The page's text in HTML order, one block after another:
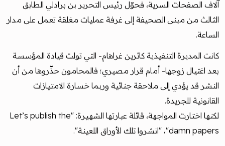
آلاف الصفحات السرية، فحوّل رئيس التحرير بن برادلي الطابق
الثالث من مبنى الصحيفة إلى غرفة عمليات مغلقة تعمل على مدار
الساعة.
كانت المديرة التنفيذية كاثرين غراهام- التي تولت قيادة المؤسسة
بعد اغتيال زوجها- أمام قرار مصيري؛ فالمحامون حذّروها من أن
النشر قد يؤدي إلى ملاحقة جنائية وربما خسارة الامتيازات
القانونية للجريدة.
لكنها اختارت المواجهة، قائلة عبارتها الشهيرة: "Let’s publish the
damn papers"، "انشروا تلك الأوراق اللعينة".